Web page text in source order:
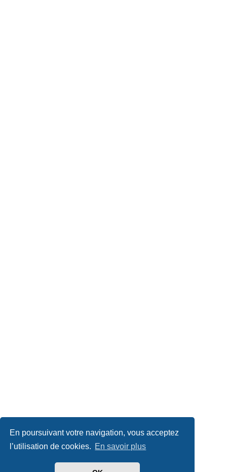
En poursuivant votre navigation, vous acceptez
l’utilisation de cookies. En savoir plus